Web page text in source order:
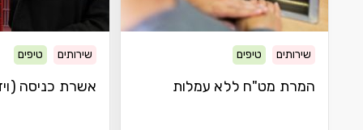
שירותים טיפים
המרת מט"ח ללא עמלות
שירותים טיפים
אשרת כניסה